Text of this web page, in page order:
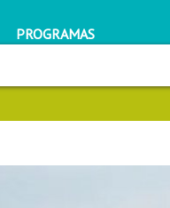
PROGRAMAS